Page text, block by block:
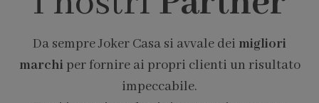
Da sempre Joker Casa si avvale dei migliori
marchiper fornire ai propri clienti un risultato
impeccabile.